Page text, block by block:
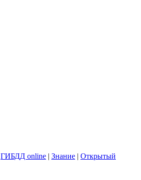
ГИБДД online | Знание | Открытый